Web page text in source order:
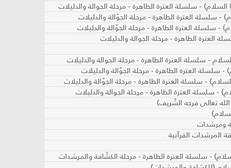
- سلسلة العترة الطاهرة - مرحلة الجوالة والدليلات
- سلسلة العترة الطاهرة - مرحلة الجوّالة والدليلات
- سلسلة العترة الطاهرة - مرحلة الجوّالة والدليلات
العترة الطاهرة - مرحلة الجوالة والدليلات
- سلسلة العترة الطاهرة - مرحلة الجوالة والدليلات
سلسلة العترة الطاهرة - مرحلة الجوّالة والدليلات
- سلسلة العترة الطاهرة - مرحلة الجوّالة والدليلات
- سلسلة العترة الطاهرة - مرحلة الجوالة والدليلات
تعالى فرجه الشّريف)
ومرشدات
المرشدات القرآنية
- سلسلة العترة الطاهرة - مرحلة الكشّافة والمرشدات